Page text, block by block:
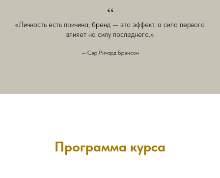
“
«Личность есть причина; бренд — это эффект, а сила первого
влияет на силу последнего.»
— Сэр Ричард Брэнсон
Программа курса